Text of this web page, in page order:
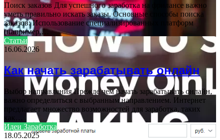
Поиск заказов Для успешного заработка на фрилансе важно
уметь правильно искать заказы. Основные способы поиска
заказов: Использование специализированных платформ
(например,…
Статьи
16.06.2026
Как начать зарабатывать онлайн
Выбор направления Прежде чем начать зарабатывать онлайн,
важно определиться с выбранным направлением. Интернет
предлагает множество возможностей для заработка, таких
как…
Идеи Заработка
18.05.2025